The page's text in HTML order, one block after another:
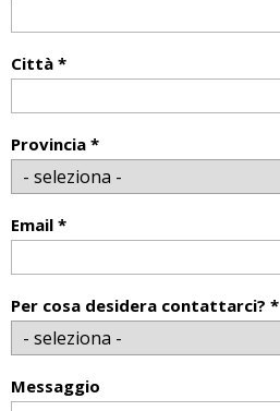
Città *
Provincia *
Email *
Per cosa desidera contattarci? *
Messaggio